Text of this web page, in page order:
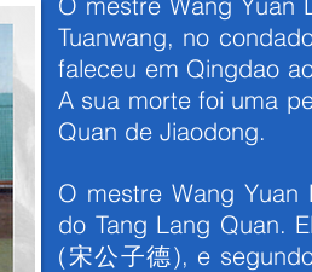
Tuanwang, no
faleceu em Qingdao
A sua morte foi uma
Quan de Jiaodong.
O mestre Wang
do Tang Lang Quan.
(宋公子德), e